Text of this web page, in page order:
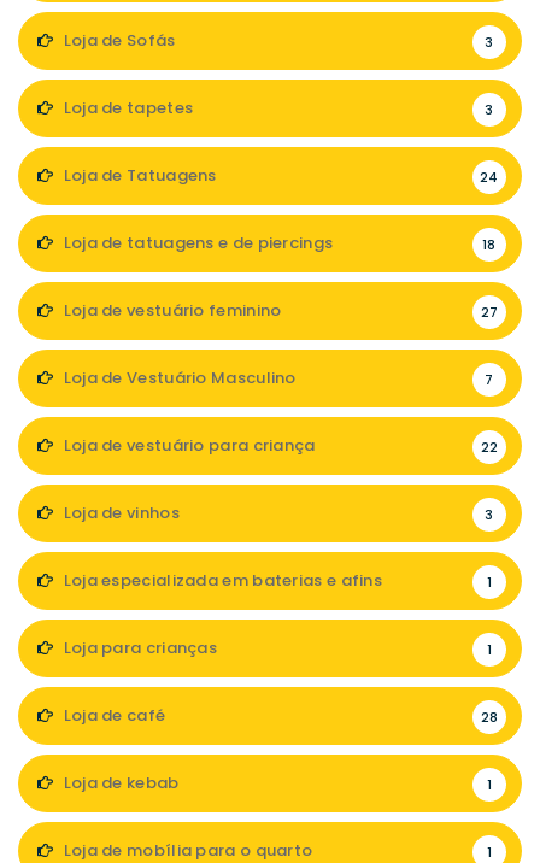
Loja de Sofás 3
Loja de tapetes 3
Loja de Tatuagens 24
Loja de tatuagens e de piercings 18
Loja de vestuário feminino 27
Loja de Vestuário Masculino 7
Loja de vestuário para criança 22
Loja de vinhos 3
Loja especializada em baterias e afins 1
Loja para crianças 1
Loja de café 28
Loja de kebab 1
Loja de mobília para o quarto 1